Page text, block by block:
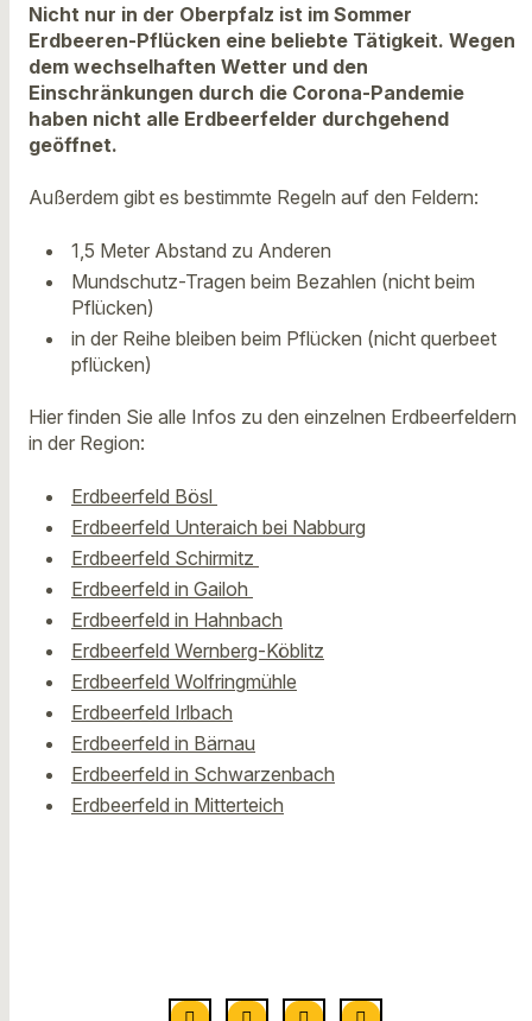
Nicht nur in der Oberpfalz ist im Sommer
Erdbeeren-Pflücken eine beliebte Tätigkeit. Wegen
dem wechselhaften Wetter und den
Einschränkungen durch die Corona-Pandemie
haben nicht alle Erdbeerfelder durchgehend
geöffnet.
Außerdem gibt es bestimmte Regeln auf den Feldern:
1,5 Meter Abstand zu Anderen
Mundschutz-Tragen beim Bezahlen (nicht beim
Pflücken)
in der Reihe bleiben beim Pflücken (nicht querbeet
pflücken)
Hier finden Sie alle Infos zu den einzelnen Erdbeerfeldern
in der Region:
Erdbeerfeld Bösl
Erdbeerfeld Unteraich bei Nabburg
Erdbeerfeld Schirmitz
Erdbeerfeld in Gailoh
Erdbeerfeld in Hahnbach
Erdbeerfeld Wernberg-Köblitz
Erdbeerfeld Wolfringmühle
Erdbeerfeld Irlbach
Erdbeerfeld in Bärnau
Erdbeerfeld in Schwarzenbach
Erdbeerfeld in Mitterteich